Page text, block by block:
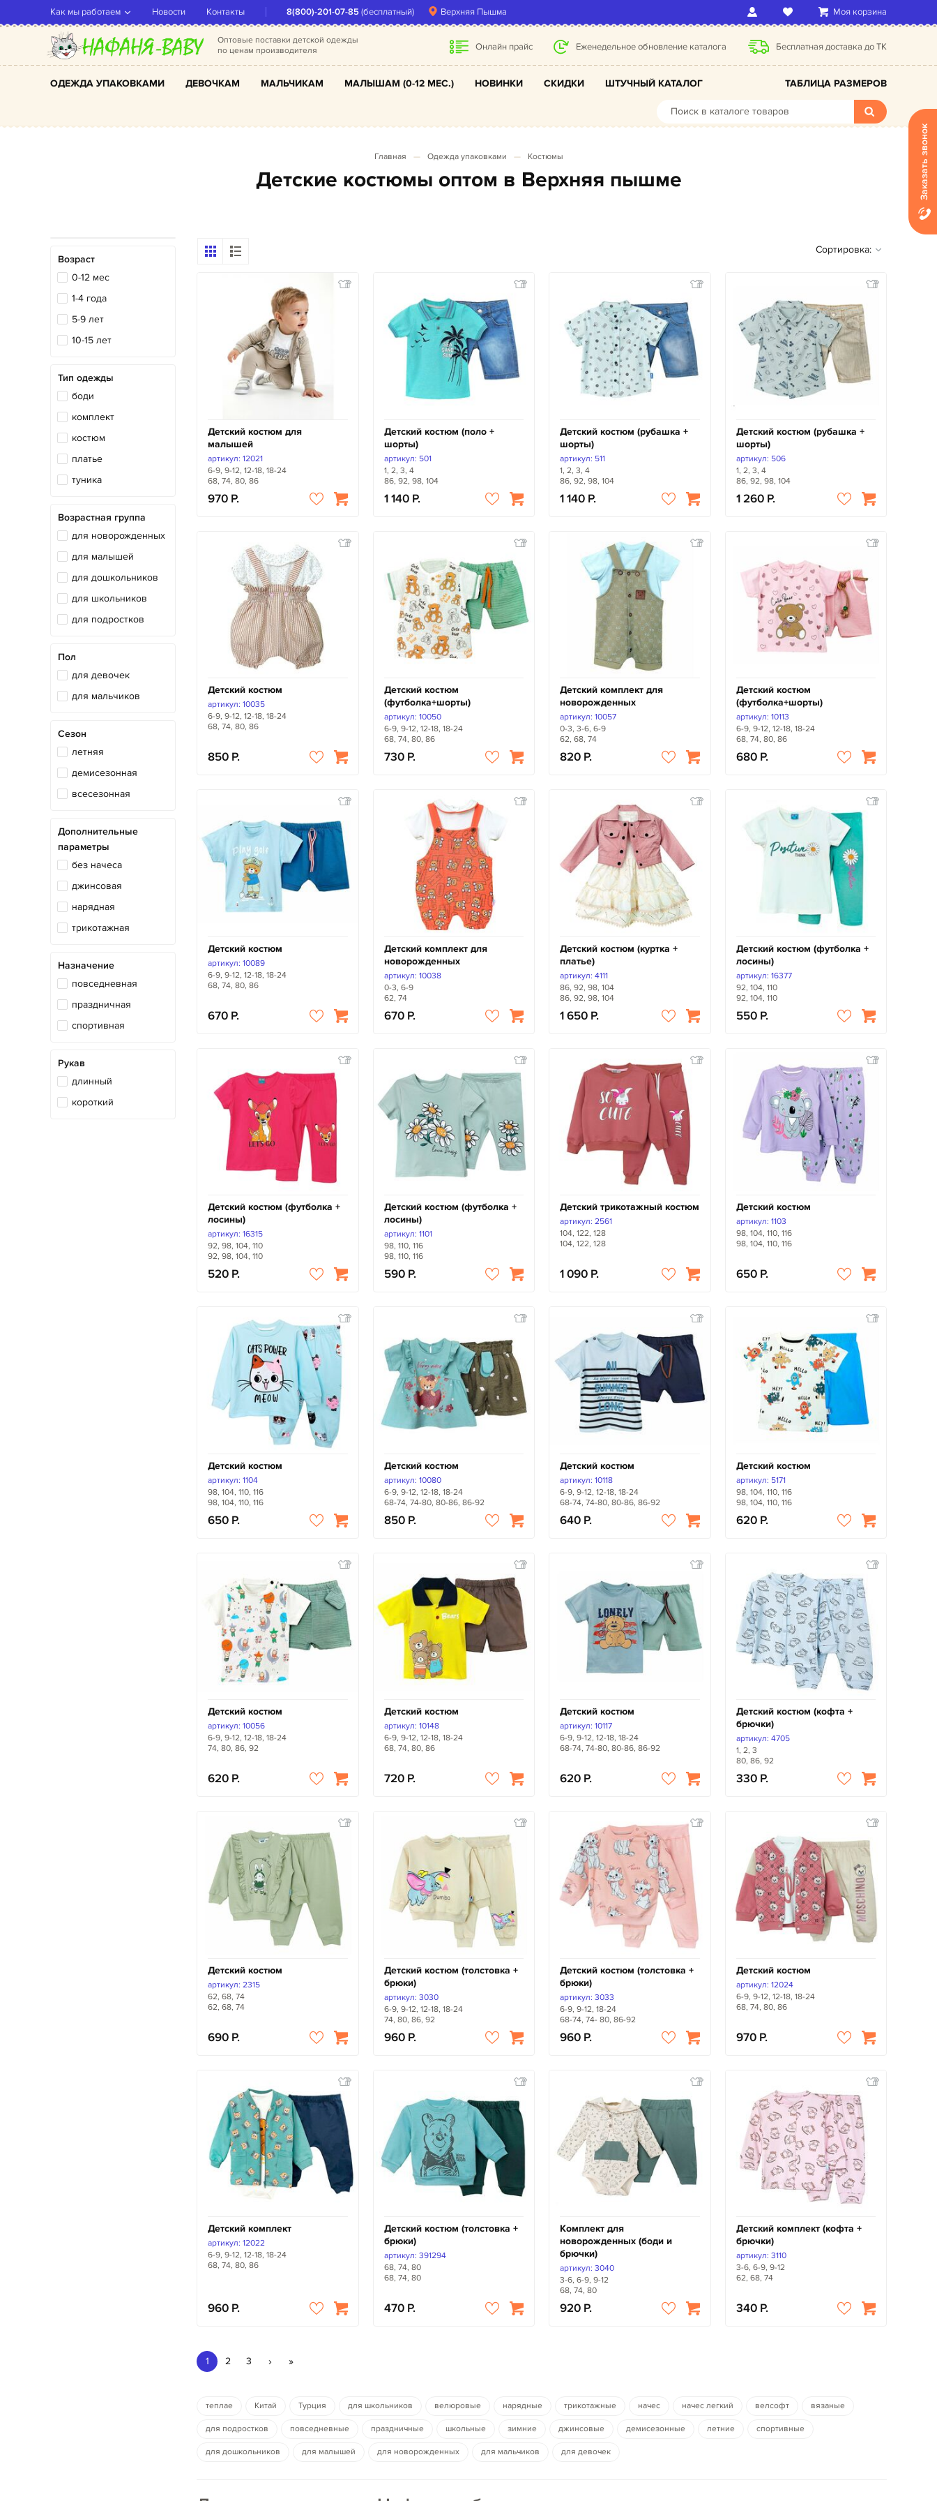
Моя корзина
Оптовые поставки детской одежды
по ценам производителя
Онлайн прайс Еженедельное обновление каталога Бесплатная доставка до ТК
ОДЕЖДА УПАКОВКАМИ ДЕВОЧКАМ МАЛЬЧИКАМ МАЛЫШАМ (0-12 МЕС.) НОВИНКИ СКИДКИ ШТУЧНЫЙ КАТАЛОГ ТАБЛИЦА РАЗМЕРОВ
Верхняя Пышма
8(800)-201-07-85(бесплатный)
Как мы работаем Новости Контакты
Главная Одежда упаковками Костюмы
Детские костюмы оптом в Верхняя пышме
Возраст
0-12 мес
1-4 года
5-9 лет
10-15 лет
Тип одежды
боди
комплект
костюм
платье
туника
Возрастная группа
для новорожденных
для малышей
для дошкольников
для школьников
для подростков
Пол
для девочек
для мальчиков
Сезон
летняя
демисезонная
всесезонная
Дополнительные
параметры
без начеса
джинсовая
нарядная
трикотажная
Назначение
повседневная
праздничная
спортивная
Рукав
длинный
короткий
Сортировка:
Детский костюм для
малышей
артикул: 12021
6-9, 9-12, 12-18, 18-24
68, 74, 80, 86
970
Детский костюм (поло +
шорты)
артикул: 501
1, 2, 3, 4
86, 92, 98, 104
1 140
Детский костюм (рубашка +
шорты)
артикул: 511
1, 2, 3, 4
86, 92, 98, 104
1 140
Детский костюм (рубашка +
шорты)
артикул: 506
1, 2, 3, 4
86, 92, 98, 104
1 260
Детский костюм
артикул: 10035
6-9, 9-12, 12-18, 18-24
68, 74, 80, 86
850
Детский костюм
(футболка+шорты)
артикул: 10050
6-9, 9-12, 12-18, 18-24
68, 74, 80, 86
730
Детский комплект для
новорожденных
артикул: 10057
0-3, 3-6, 6-9
62, 68, 74
820
Детский костюм
(футболка+шорты)
артикул: 10113
6-9, 9-12, 12-18, 18-24
68, 74, 80, 86
680
Детский костюм
артикул: 10089
6-9, 9-12, 12-18, 18-24
68, 74, 80, 86
670
Детский комплект для
новорожденных
артикул: 10038
0-3, 6-9
62, 74
670
Детский костюм (куртка +
платье)
артикул: 4111
86, 92, 98, 104
86, 92, 98, 104
1 650
Детский костюм (футболка +
лосины)
артикул: 16377
92, 104, 110
92, 104, 110
550
Детский костюм (футболка +
лосины)
артикул: 16315
92, 98, 104, 110
92, 98, 104, 110
520
Детский костюм (футболка +
лосины)
артикул: 1101
98, 110, 116
98, 110, 116
590
Детский трикотажный костюм
артикул: 2561
104, 122, 128
104, 122, 128
1 090
Детский костюм
артикул: 1103
98, 104, 110, 116
98, 104, 110, 116
650
Детский костюм
артикул: 1104
98, 104, 110, 116
98, 104, 110, 116
650
Детский костюм
артикул: 10080
6-9, 9-12, 12-18, 18-24
68-74, 74-80, 80-86, 86-92
850
Детский костюм
артикул: 10118
6-9, 9-12, 12-18, 18-24
68-74, 74-80, 80-86, 86-92
640
Детский костюм
артикул: 5171
98, 104, 110, 116
98, 104, 110, 116
620
Детский костюм
артикул: 10056
6-9, 9-12, 12-18, 18-24
74, 80, 86, 92
620
Детский костюм
артикул: 10148
6-9, 9-12, 12-18, 18-24
68, 74, 80, 86
720
Детский костюм
артикул: 10117
6-9, 9-12, 12-18, 18-24
68-74, 74-80, 80-86, 86-92
620
Детский костюм (кофта +
брючки)
артикул: 4705
1, 2, 3
80, 86, 92
330
Детский костюм
артикул: 2315
62, 68, 74
62, 68, 74
690
Детский костюм (толстовка +
брюки)
артикул: 3030
6-9, 9-12, 12-18, 18-24
74, 80, 86, 92
960
Детский костюм (толстовка +
брюки)
артикул: 3033
6-9, 9-12, 18-24
68-74, 74- 80, 86-92
960
Детский костюм
артикул: 12024
6-9, 9-12, 12-18, 18-24
68, 74, 80, 86
970
Детский комплект
артикул: 12022
6-9, 9-12, 12-18, 18-24
68, 74, 80, 86
960
Детский костюм (толстовка +
брюки)
артикул: 391294
68, 74, 80
68, 74, 80
470
Комплект для
новорожденных (боди и
брючки)
артикул: 3040
3-6, 6-9, 9-12
68, 74, 80
920
Детский комплект (кофта +
брючки)
артикул: 3110
3-6, 6-9, 9-12
62, 68, 74
340
1 2 3 › »
теплае Китай Турция для школьников велюровые нарядные трикотажные начес начес легкий велсофт вязаные
для подростков повседневные праздничные школьные зимние джинсовые демисезонные летние спортивные
для дошкольников для малышей для новорожденных для мальчиков для девочек
Заказать звонок